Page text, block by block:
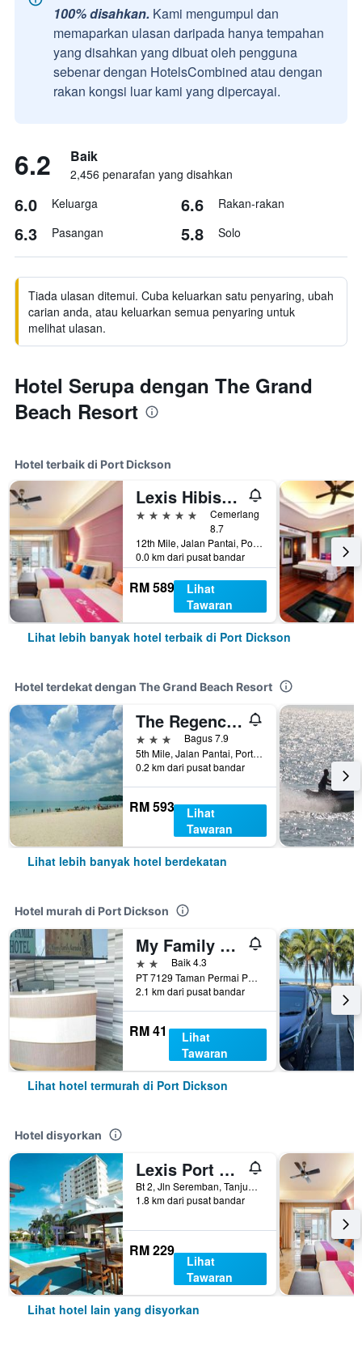
100% disahkan. Kami mengumpul dan
memaparkan ulasan daripada hanya tempahan
yang disahkan yang dibuat oleh pengguna
sebenar dengan HotelsCombined atau dengan
rakan kongsi luar kami yang dipercayai.
6.2 Baik
2,456 penarafan yang disahkan
6.0 Keluarga 6.6 Rakan-rakan
6.3 Pasangan 5.8 Solo
Tiada ulasan ditemui. Cuba keluarkan satu penyaring, ubah
carian anda, atau keluarkan semua penyaring untuk
melihat ulasan.
Hotel Serupa dengan The Grand
Beach Resort
Hotel terbaik di Port Dickson
Lexis Hibiscus Port Dickson
5 bintang
Cemerlang
8.7
12th Mile, Jalan Pantai, Port Dickson, Malaysia
0.0 km dari pusat bandar
RM 589
Lihat
Tawaran
Lihat lebih banyak hotel terbaik di Port Dickson
Hotel terdekat dengan The Grand Beach Resort
The Regency Tanjung Tuan Beach Resort Port Dickson
3 bintangBagus 7.9
5th Mile, Jalan Pantai, Port Dickson, Malaysia
0.2 km dari pusat bandar
RM 593
Lihat
Tawaran
Lihat lebih banyak hotel berdekatan
Hotel murah di Port Dickson
My Family Hotel
2 bintangBaik 4.3
PT 7129 Taman Permai Park, Port Dickson, Malaysia
2.1 km dari pusat bandar
RM 41
Lihat
Tawaran
Lihat hotel termurah di Port Dickson
Hotel disyorkan
Lexis Port Dickson
Bt 2, Jln Seremban, Tanjung Gemok, Port Dickson, Malaysia
1.8 km dari pusat bandar
RM 229
Lihat
Tawaran
Lihat hotel lain yang disyorkan